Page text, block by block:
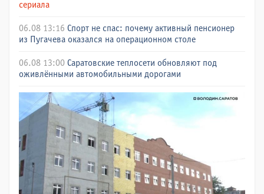
сериала
06.08 13:16 Спорт не спас: почему активный пенсионер
из Пугачева оказался на операционном столе
06.08 13:00 Саратовские теплосети обновляют под
оживлёнными автомобильными дорогами